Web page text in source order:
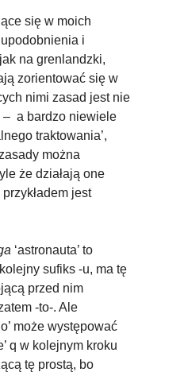
się w moich
upodobnienia i
na grenlandzki,
zorientować się w
nimi zasad jest nie
– a bardzo niewiele
traktowania’,
można
że działają one
jest
‘astronauta’ to
sufiks -u, ma tę
przed nim
-to-. Ale
może występować
q w kolejnym kroku
tę prostą, bo